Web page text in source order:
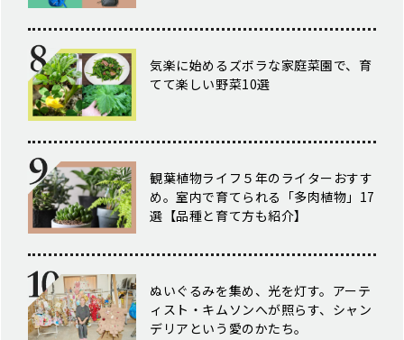
気楽に始めるズボラな家庭菜園で、育
てて楽しい野菜10選
観葉植物ライフ５年のライターおすす
め。室内で育てられる「多肉植物」17
選【品種と育て方も紹介】
ぬいぐるみを集め、光を灯す。アーテ
ィスト・キムソンへが照らす、シャン
デリアという愛のかたち。